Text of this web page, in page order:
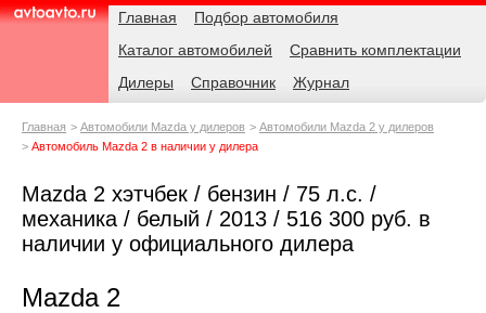
AvtoAvto.ru
Навигация Главная
Подбор автомобиля
Каталог автомобилей
Сравнить комплектации
Дилеры
Справочник Журнал
Родительские
Главная Автомобили Mazda у дилеров
Автомобили Mazda 2 у дилеров
Автомобиль Mazda 2 в наличии у дилера
Mazda 2 хэтчбек / бензин / 75 л.с. /
механика / белый / 2013 / 516 300 руб. в
наличии у официального дилера
Mazda 2